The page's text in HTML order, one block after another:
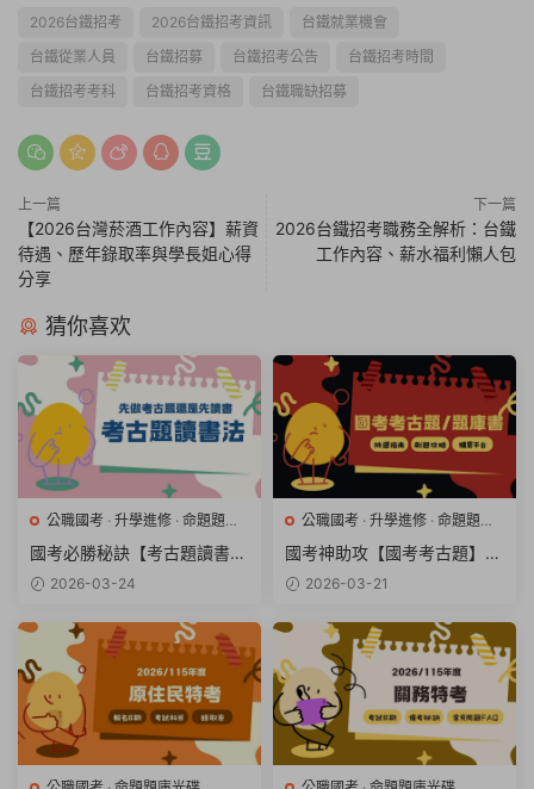
2026台鐵招考 2026台鐵招考資訊
台鐵就業機會
台鐵從業人員
台鐵招募 台鐵招考公告
台鐵招考時間
台鐵招考考科
台鐵招考資格 台鐵職缺招募
上一篇
【2026台灣菸酒工作內容】薪資
待遇、歷年錄取率與學長姐心得
分享
下一篇
2026台鐵招考職務全解析：台鐵
工作內容、薪水福利懶人包
猜你喜欢
公職國考 · 升學進修 · 命題題庫
光碟
國營事業招考· 專業證照
金融銀行
國考必勝秘訣【考古題讀書
法】與備考順序全解析
2026-03-24
公職國考 · 升學進修 · 命題題庫
光碟
國營事業招考 專業證照
金融銀行
國考神助攻【國考考古題】與
【國考題庫書】挑選完全指南
2026-03-21